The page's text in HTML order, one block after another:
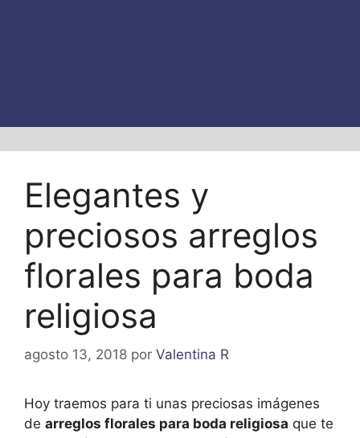
Elegantes y
preciosos arreglos
florales para boda
religiosa
agosto 13, 2018 por Valentina R
Hoy traemos para ti unas preciosas imágenes
de arreglos florales para boda religiosa que te